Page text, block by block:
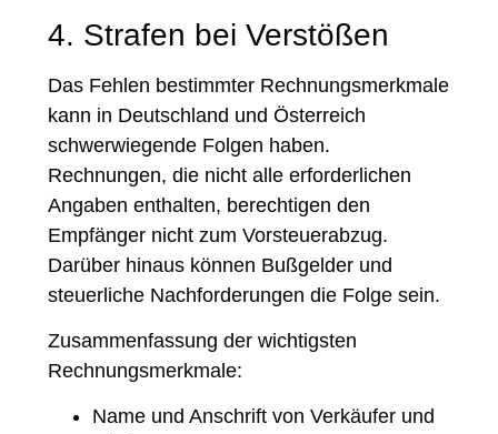
4. Strafen bei Verstößen
Das Fehlen bestimmter Rechnungsmerkmale
kann in Deutschland und Österreich
schwerwiegende Folgen haben.
Rechnungen, die nicht alle erforderlichen
Angaben enthalten, berechtigen den
Empfänger nicht zum Vorsteuerabzug.
Darüber hinaus können Bußgelder und
steuerliche Nachforderungen die Folge sein.
Zusammenfassung der wichtigsten
Rechnungsmerkmale:
Name und Anschrift von Verkäufer und